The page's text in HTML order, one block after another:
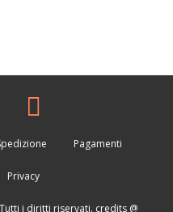
Pagamenti
Privacy
i diritti riservati. credits @